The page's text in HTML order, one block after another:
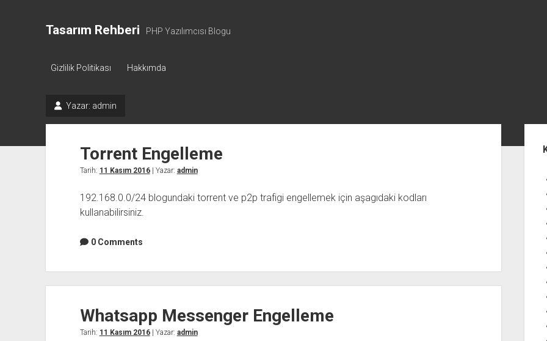
Tasarım Rehberi PHP Yazılımcısı Blogu
Gizlilik Politikası Hakkımda
Yazar: admin
Torrent Engelleme
Tarih: 11 Kasım 2016| Yazar: admin
192.168.0.0/24 blogundaki torrent ve p2p trafigi engellemek için aşagıdaki kodları
kullanabilirsiniz.
0 Comments
Whatsapp Messenger Engelleme
Tarih: 11 Kasım 2016| Yazar: admin